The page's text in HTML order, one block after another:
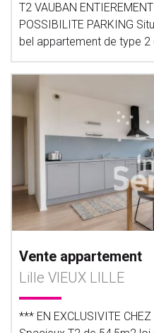
T2 VAUBAN
POSSIBILITE PARKING
bel appartement de type 2
Vente appartement
Lille VIEUX LILLE
*** EN EXCLUSIVITE